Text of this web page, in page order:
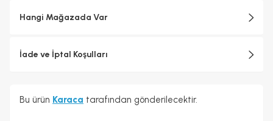
Hangi Mağazada Var
İade ve İptal Koşulları
Bu ürün Karaca tarafından gönderilecektir.